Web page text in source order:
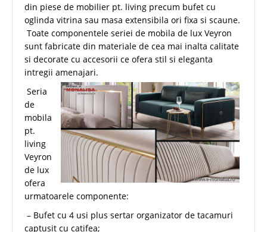
din piese de mobilier pt. living precum bufet cu
oglinda vitrina sau masa extensibila ori fixa si scaune.
Toate componentele seriei de mobila de lux Veyron
sunt fabricate din materiale de cea mai inalta calitate
si decorate cu accesorii ce ofera stil si eleganta
intregii amenajari.
Seria
de
mobila
pt.
living
Veyron
de lux
ofera
urmatoarele componente:
– Bufet cu 4 usi plus sertar organizator de tacamuri
captusit cu catifea;